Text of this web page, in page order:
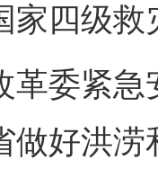
家四级救
委紧急
做好洪